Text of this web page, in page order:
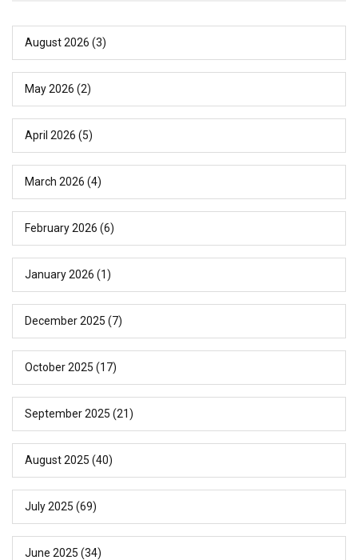
August 2026 (3)
May 2026 (2)
April 2026 (5)
March 2026 (4)
February 2026 (6)
January 2026 (1)
December 2025 (7)
October 2025 (17)
September 2025 (21)
August 2025 (40)
July 2025 (69)
June 2025 (34)